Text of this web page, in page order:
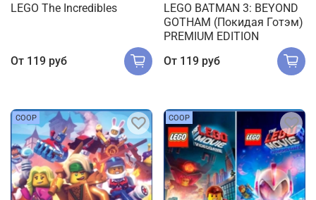
LEGO The Incredibles
От 119 руб
LEGO BATMAN 3: BEYOND
GOTHAM (Покидая Готэм)
PREMIUM EDITION
От 119 руб
COOP COOP